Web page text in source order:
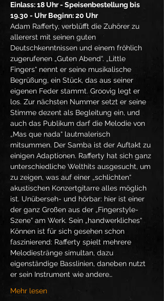
Einlass: 18 Uhr - Speisenbestellung bis
19.30 - Uhr Beginn: 20 Uhr
Adam Rafferty, verblüfft die Zuhörer zu
allererst mit seinen guten
Deutschkenntnissen und einem fröhlich
zugerufenen „Guten Abend“. „Little
Fingers“ nennt er seine musikalische
Begrüßung, ein Stück, das aus seiner
eigenen Feder stammt. Groovig legt er
los. Zur nächsten Nummer setzt er seine
Stimme dezent als Begleitung ein, und
auch das Publikum darf die Melodie von
„Mas que nada“ lautmalerisch
mitsummen. Der Samba ist der Auftakt zu
einigen Adaptionen. Rafferty hat sich ganz
unterschiedliche Welthits ausgesucht, um
zu zeigen, was auf einer „schlichten“
akustischen Konzertgitarre alles möglich
ist. Unüberseh- und hörbar: hier ist einer
der ganz Großen aus der „Fingerstyle-
Szene“ am Werk. Sein „handwerkliches“
Können ist für sich gesehen schon
faszinierend: Rafferty spielt mehrere
Melodiestränge simultan, dazu
eigenständige Basslinien, daneben nutzt
er sein Instrument wie andere…
Mehr lesen